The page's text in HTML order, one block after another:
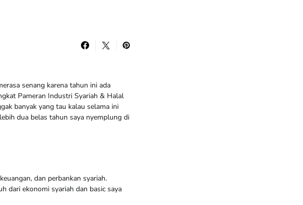
senang karena tahun ini ada
Pameran Industri Syariah & Halal
banyak yang tau kalau selama ini
dua belas tahun saya nyemplung di
dan perbankan syariah.
dari ekonomi syariah dan basic saya